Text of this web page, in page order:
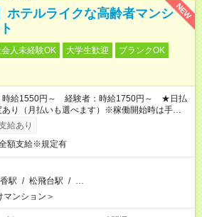
NEW
ホテルライクな高齢者マンシ
人未経験OK 大学生歓迎
ブランクOK
時給1550円～ 経験者：時給1750円～ ★日払
り（月払いも選べます）※稼働開始時は手続き
いとなります。
給あり
額支給※規定有
駅 / 松飛台駅 / …
マンション＞